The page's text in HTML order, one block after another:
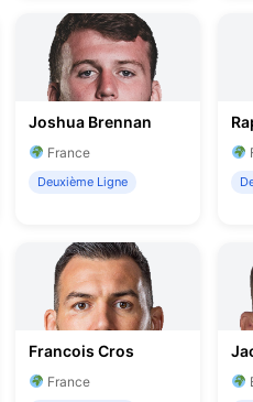
Joshua Brennan
France
Deuxième Ligne
Francois Cros
France